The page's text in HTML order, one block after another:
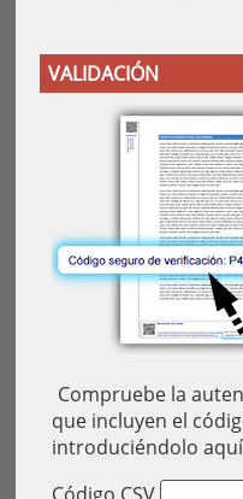
VALIDACIÓN
Compruebe la
que incluyen el
introduciéndolo